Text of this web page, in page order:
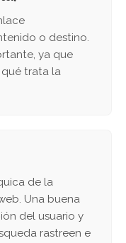
o destino.
ya que
trata la
de la
Una buena
del usuario y
rastreen e